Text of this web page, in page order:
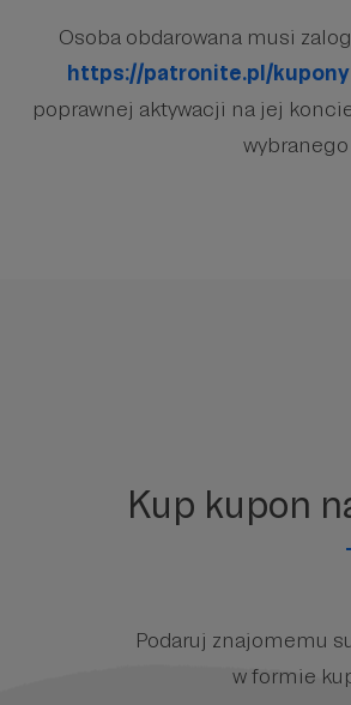
Osoba obdarowana musi
https://patronite.pl/kupony
poprawnej aktywacji na jej
Kup kupon
Podaruj znajomemu
w formie